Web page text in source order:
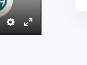
Settings
Enter